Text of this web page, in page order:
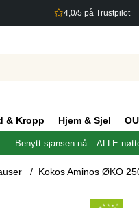
4,0/5 på Trustpilot
& Kropp Hjem & Sjel
Benytt sjansen nå – ALLE
Kokos Aminos ØKO